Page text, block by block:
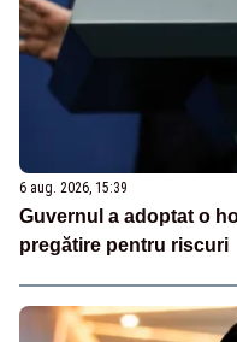
6 aug. 2026, 15:39
Guvernul a adoptat o
pregătire pentru riscuri